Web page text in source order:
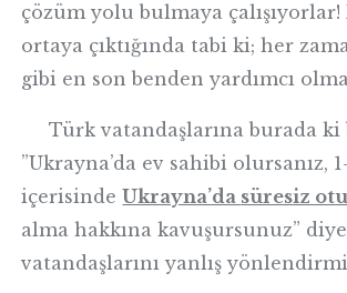
çözüm yolu bulmaya
ortaya çıktığında tabi ki; her
gibi en son benden yardımcı
Türk vatandaşlarına burada ki
”Ukrayna’da ev sahibi olursanız,
içerisindeUkrayna’da süresiz
alma hakkına kavuşursunuz”
vatandaşlarını yanlış